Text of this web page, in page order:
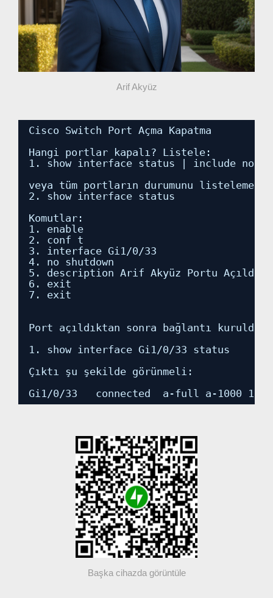
Arif Akyüz
Cisco Switch Port Açma Kapatma
Hangi portlar kapalı? Listele:
1. show interface status | include
veya tüm portların durumunu listelemek
2. show interface status
Komutlar:
1. enable
2. conf t
3. interface Gi1/0/33
4. no shutdown
5. description Arif Akyüz Portu Açıldı
6. exit
7. exit
Port açıldıktan sonra bağlantı kuruldu
1. show interface Gi1/0/33 status
Çıktı şu şekilde görünmeli:
Gi1/0/33   connected  a-full a-1000 10/
Başka cihazda görüntüle